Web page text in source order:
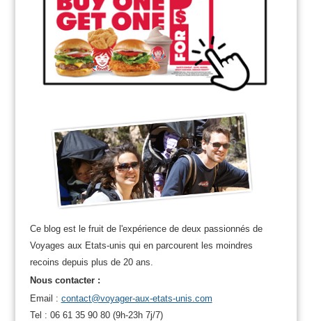
Ce blog est le fruit de l'expérience de deux passionnés de
Voyages aux Etats-unis qui en parcourent les moindres
recoins depuis plus de 20 ans.
Nous contacter :
Email : contact@voyager-aux-etats-unis.com
Tel : 06 61 35 90 80 (9h-23h 7j/7)